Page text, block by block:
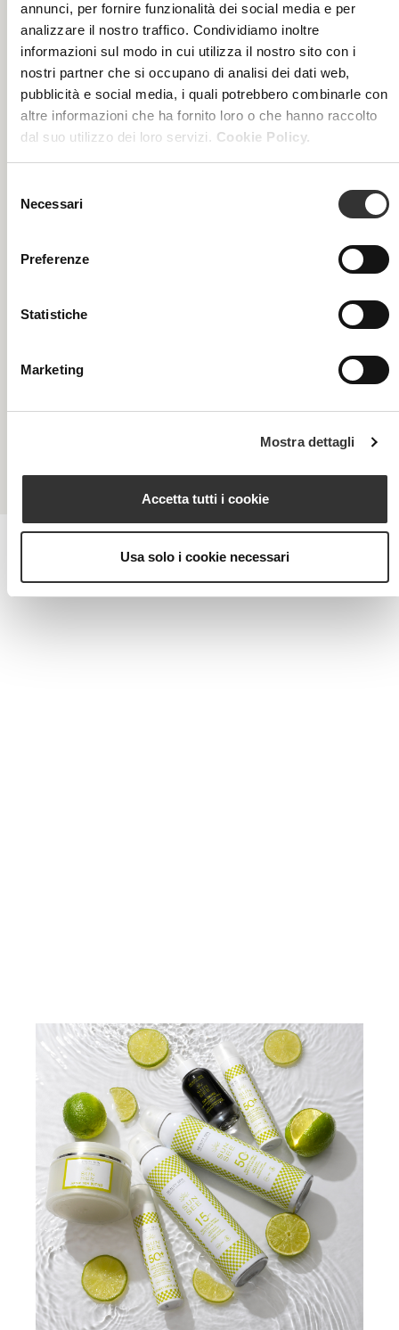
annunci, per fornire funzionalità dei social media e per
analizzare il nostro traffico. Condividiamo inoltre
informazioni sul modo in cui utilizza il nostro sito con i
nostri partner che si occupano di analisi dei dati web,
pubblicità e social media, i quali potrebbero combinarle con
altre informazioni che ha fornito loro o che hanno raccolto
dal suo utilizzo dei loro servizi. Cookie Policy.
delNecessari
Preferenze
Statistiche
Marketing
Mostra dettagli
Accetta tutti i cookie
Usa solo i cookie necessari
Longevity Intense
Percorso intensivo specifico longevità cutanea
MAGAZINE